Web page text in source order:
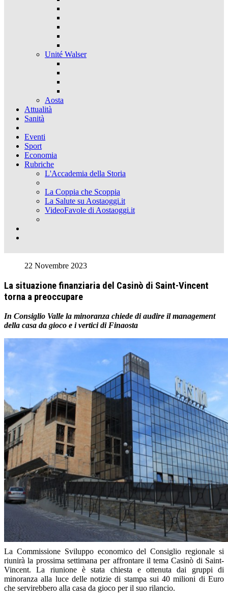
Unité Walser
Aosta
Attualità
Sanità
Eventi
Sport
Economia
Rubriche
L'Accademia della Storia
La Coppia che Scoppia
La Salute su Aostaoggi.it
VideoFavole di Aostaoggi.it
22 Novembre 2023
La situazione finanziaria del Casinò di Saint-Vincent
torna a preoccupare
In Consiglio Valle la minoranza chiede di audire il management
della casa da gioco e i vertici di Finaosta
La Commissione Sviluppo economico del Consiglio regionale si
riunirà la prossima settimana per affrontare il tema Casinò di Saint-
Vincent. La riunione è stata chiesta e ottenuta dai gruppi di
minoranza alla luce delle notizie di stampa sui 40 milioni di Euro
che servirebbero alla casa da gioco per il suo rilancio.